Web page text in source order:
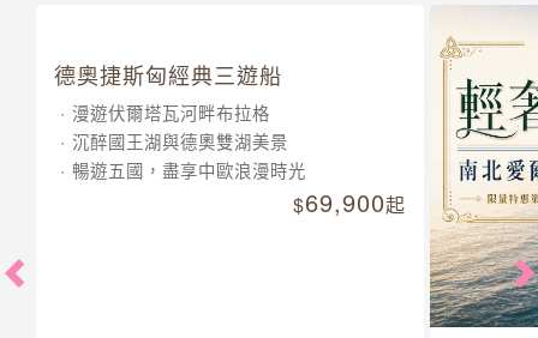
德奧捷斯匈經典三遊船
漫遊伏爾塔瓦河畔布拉格
沉醉國王湖與德奧雙湖美景
暢遊五國，盡享中歐浪漫時光
69,900起